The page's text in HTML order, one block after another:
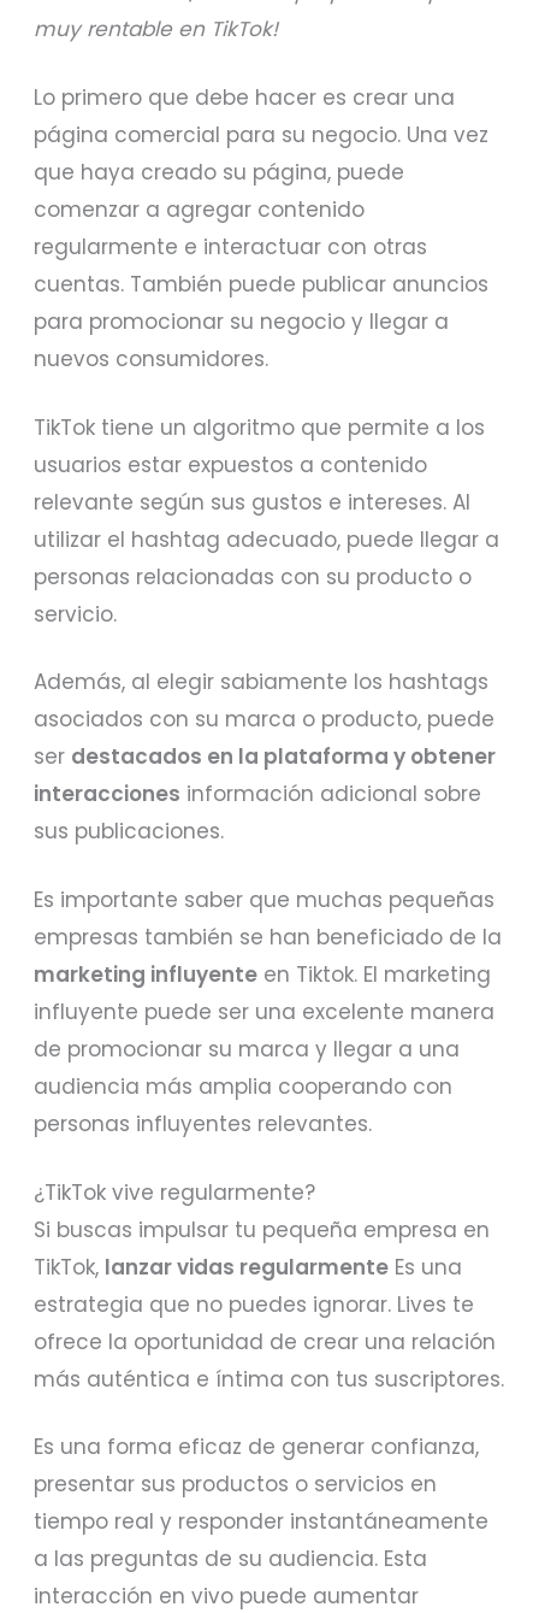
muy rentable en TikTok!
Lo primero que debe hacer es crear una
página comercial para su negocio. Una vez
que haya creado su página, puede
comenzar a agregar contenido
regularmente e interactuar con otras
cuentas. También puede publicar anuncios
para promocionar su negocio y llegar a
nuevos consumidores.
TikTok tiene un algoritmo que permite a los
usuarios estar expuestos a contenido
relevante según sus gustos e intereses. Al
utilizar el hashtag adecuado, puede llegar a
personas relacionadas con su producto o
servicio.
Además, al elegir sabiamente los hashtags
asociados con su marca o producto, puede
ser destacados en la plataforma y obtener
interacciones información adicional sobre
sus publicaciones.
Es importante saber que muchas pequeñas
empresas también se han beneficiado de la
marketing influyente en Tiktok. El marketing
influyente puede ser una excelente manera
de promocionar su marca y llegar a una
audiencia más amplia cooperando con
personas influyentes relevantes.
¿TikTok vive regularmente?
Si buscas impulsar tu pequeña empresa en
TikTok, lanzar vidas regularmente Es una
estrategia que no puedes ignorar. Lives te
ofrece la oportunidad de crear una relación
más auténtica e íntima con tus suscriptores.
Es una forma eficaz de generar confianza,
presentar sus productos o servicios en
tiempo real y responder instantáneamente
a las preguntas de su audiencia. Esta
interacción en vivo puede aumentar